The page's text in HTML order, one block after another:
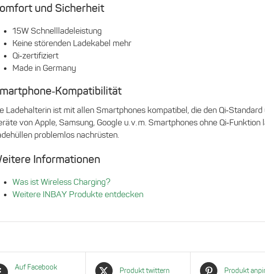
und Sicherheit
15W Schnellladeleistung
Keine störenden Ladekabel mehr
Qi‑zertifiziert
Made in Germany
Ladehalterin ist mit allen Smartphones kompatibel, die den Qi‑Standard
von Apple, Samsung, Google u. v. m. Smartphones ohne
problemlos nachrüsten.
Informationen
Was ist Wireless Charging?
Weitere INBAY Produkte entdecken
Auf Facebook
Produkt twittern Produkt